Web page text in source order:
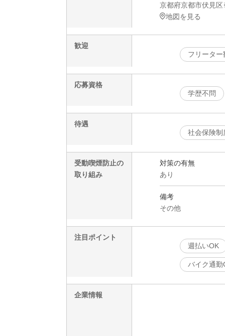
京都府京都市伏見
地図を見る
歓迎
フリーター
応募資格
学歴不問
待遇
社会保険制
受動喫煙防止の
取り組み
対策の有無
あり
備考
その他
注目ポイント
週払いOK
バイク通勤
企業情報